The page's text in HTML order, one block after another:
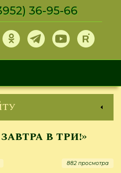
36-95-66
в три!»
882 просмотра